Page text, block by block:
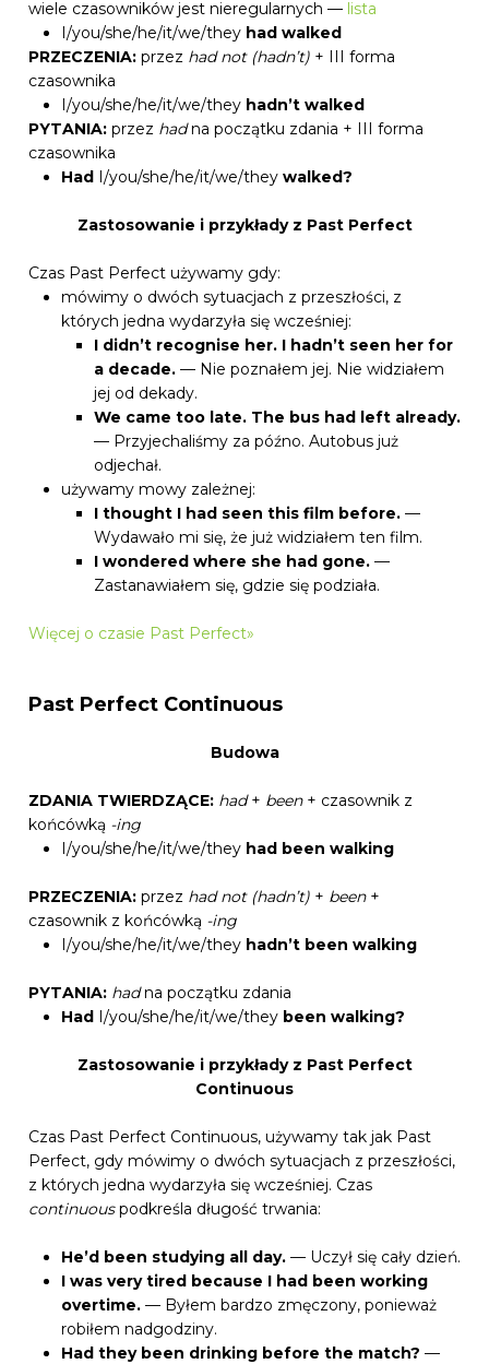
wiele czasowników jest nieregularnych — lista
I/you/she/he/it/we/they had walked
PRZECZENIA: przez had not (hadn’t) + III forma
czasownika
I/you/she/he/it/we/they hadn’t walked
PYTANIA: przez hadna początku zdania + III forma
czasownika
Had I/you/she/he/it/we/they walked?
Zastosowanie i przykłady z Past Perfect
Czas Past Perfect używamy gdy:
mówimy o dwóch sytuacjach z przeszłości, z
których jedna wydarzyła się wcześniej:
I didn’t recognise her. I hadn’t seen her for
a decade. — Nie poznałem jej. Nie widziałem
jej od dekady.
We came too late. The bus had left already.
— Przyjechaliśmy za późno. Autobus już
odjechał.
używamy mowy zależnej:
I thought I had seen this film before. —
Wydawało mi się, że już widziałem ten film.
I wondered where she had gone. —
Zastanawiałem się, gdzie się podziała.
Więcej o czasie Past Perfect»
Past Perfect Continuous
Budowa
ZDANIA TWIERDZĄCE: had+ been+ czasownik z
końcówką -ing
I/you/she/he/it/we/they had been walking
PRZECZENIA: przez had not (hadn’t) + been+
czasownik z końcówką -ing
I/you/she/he/it/we/they hadn’t been walking
PYTANIA: hadna początku zdania
Had I/you/she/he/it/we/they been walking?
Zastosowanie i przykłady z Past Perfect
Continuous
Czas Past Perfect Continuous, używamy tak jak Past
Perfect, gdy mówimy o dwóch sytuacjach z przeszłości,
z których jedna wydarzyła się wcześniej. Czas
continuouspodkreśla długość trwania:
He’d been studying all day. — Uczył się cały dzień.
I was very tired because I had been working
overtime. — Byłem bardzo zmęczony, ponieważ
robiłem nadgodziny.
Had they been drinking before the match? —